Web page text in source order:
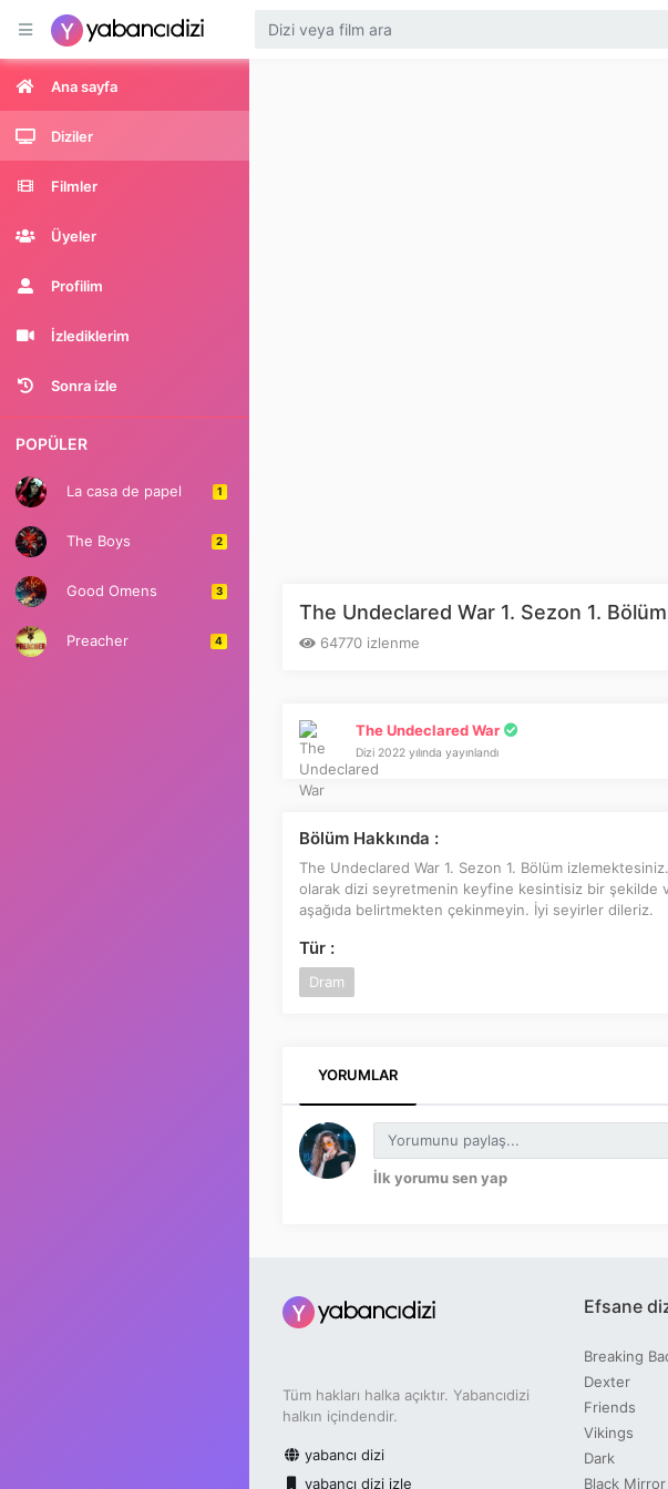
Ana sayfa
Diziler
Filmler
Üyeler
Profilim
İzlediklerim
Sonra izle
POPÜLER
La casa de papel 1
The Boys 2
Good Omens 3
Preacher 4
The Undeclared War 1. Sezon 1. Bölüm
64770 izlenme
The Undeclared War
Dizi 2022 yılında yayınlandı
Bölüm Hakkında :
The Undeclared War 1. Sezon 1. Bölüm
olarak dizi seyretmenin keyfine kesintisiz bir şekilde
aşağıda belirtmekten çekinmeyin. İyi seyirler dileriz.
Tür :
Dram
YORUMLAR
İlk yorumu sen yap
Tüm hakları halka açıktır. Yabancıdizi
halkın içindendir.
yabancı dizi
yabancı dizi izle
Efsane
Breaking
Dexter
Friends
Vikings
Dark
Black Mirror